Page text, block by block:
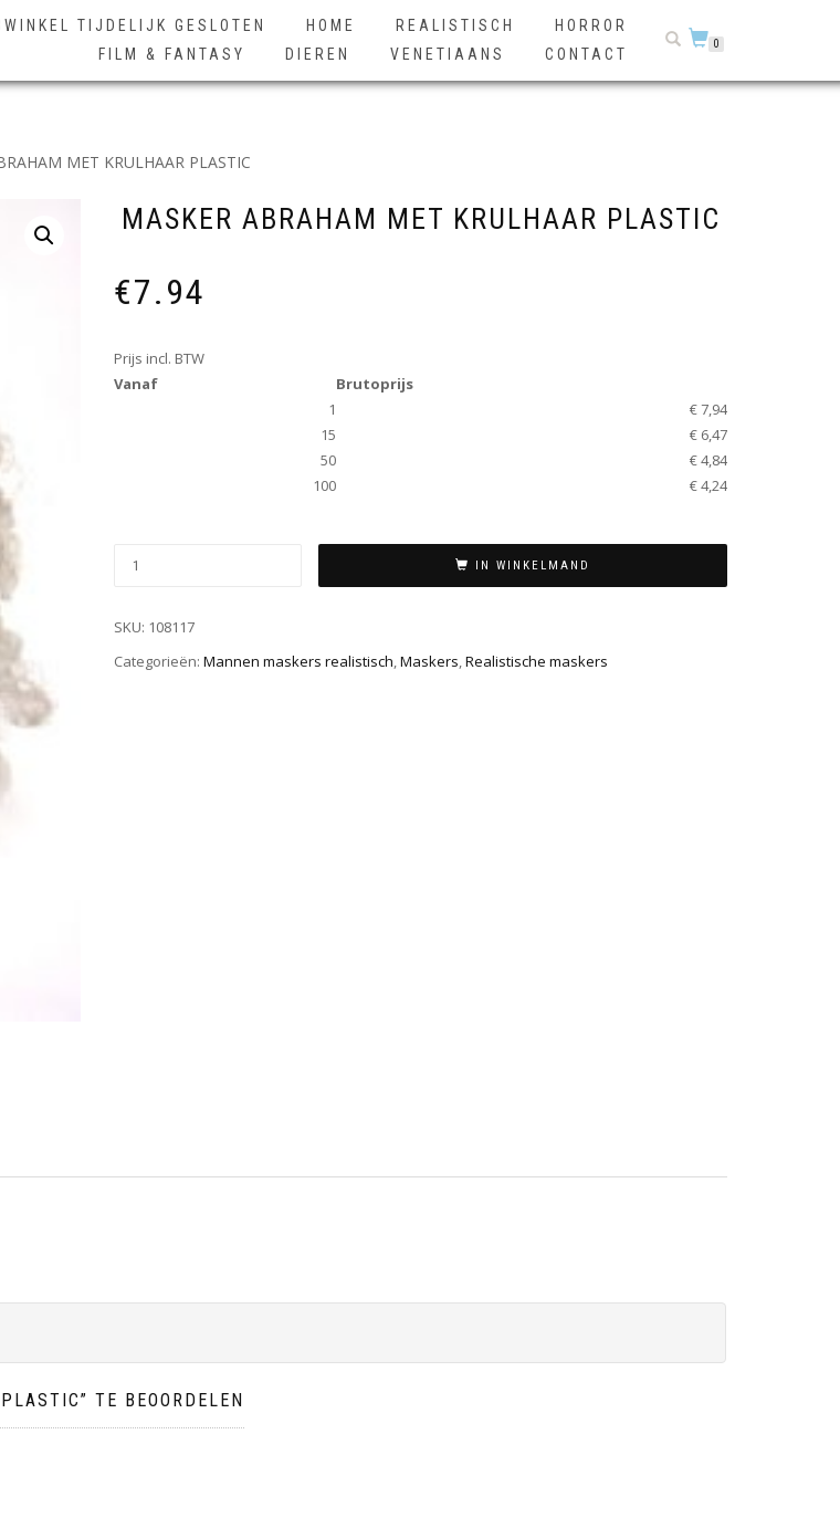
TIJDELIJK GESLOTEN HOME REALISTISCH
HORROR
FILM & FANTASY
DIEREN VENETIAANS CONTACT
0
MET KRULHAAR PLASTIC
MASKER ABRAHAM MET KRULHAAR PLASTIC
€7.94
Prijs incl. BTW
Vanaf
Brutoprijs
1
€ 7,94
15
€ 6,47
50
€ 4,84
100
€ 4,24
IN WINKELMAND
SKU: 108117
Categorieën: Mannen maskers realistisch Maskers Realistische maskers
TE BEOORDELEN